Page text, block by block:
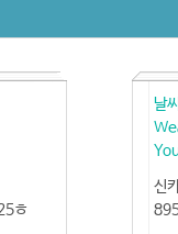
ㅎ
날
신